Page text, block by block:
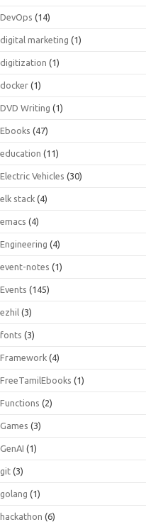
DevOps (14)
digital marketing (1)
digitization (1)
docker (1)
DVD Writing (1)
Ebooks (47)
education (11)
Electric Vehicles (30)
elk stack (4)
emacs (4)
Engineering (4)
event-notes (1)
Events (145)
ezhil (3)
fonts (3)
Framework (4)
FreeTamilEbooks (1)
Functions (2)
Games (3)
GenAI (1)
git (3)
golang (1)
hackathon (6)